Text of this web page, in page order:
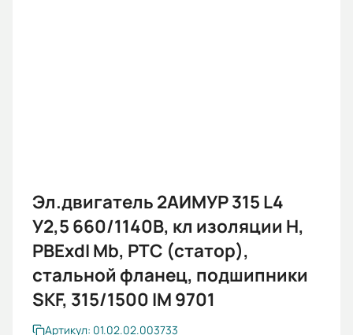
Эл.двигатель 2АИМУР 315 L4
У2,5 660/1140В, кл изоляции Н,
PBExdI Mb, РТС (статор),
стальной фланец, подшипники
SKF, 315/1500 IM 9701
Артикул: 01.02.02.003733